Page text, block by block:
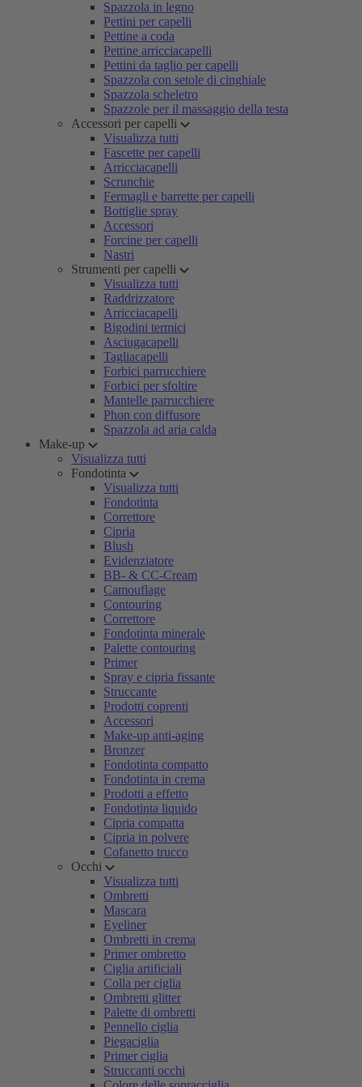
Spazzola in legno
Pettini per capelli
Pettine a coda
Pettine arricciacapelli
Pettini da taglio per capelli
Spazzola con setole di cinghiale
Spazzola scheletro
Spazzole per il massaggio della testa
Accessori per capelli
Visualizza tutti
Fascette per capelli
Arricciacapelli
Scrunchie
Fermagli e barrette per capelli
Bottiglie spray
Accessori
Forcine per capelli
Nastri
Strumenti per capelli
Visualizza tutti
Raddrizzatore
Arricciacapelli
Bigodini termici
Asciugacapelli
Tagliacapelli
Forbici parrucchiere
Forbici per sfoltire
Mantelle parrucchiere
Phon con diffusore
Spazzola ad aria calda
Make-up
Visualizza tutti
Fondotinta
Visualizza tutti
Fondotinta
Correttore
Cipria
Blush
Evidenziatore
BB- & CC-Cream
Camouflage
Contouring
Correttore
Fondotinta minerale
Palette contouring
Primer
Spray e cipria fissante
Struccante
Prodotti coprenti
Accessori
Make-up anti-aging
Bronzer
Fondotinta compatto
Fondotinta in crema
Prodotti a effetto
Fondotinta liquido
Cipria compatta
Cipria in polvere
Cofanetto trucco
Occhi
Visualizza tutti
Ombretti
Mascara
Eyeliner
Ombretti in crema
Primer ombretto
Ciglia artificiali
Colla per ciglia
Ombretti glitter
Palette di ombretti
Pennello ciglia
Piegaciglia
Primer ciglia
Struccanti occhi